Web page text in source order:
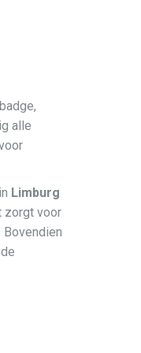
alle
in Limburg
zorgt voor